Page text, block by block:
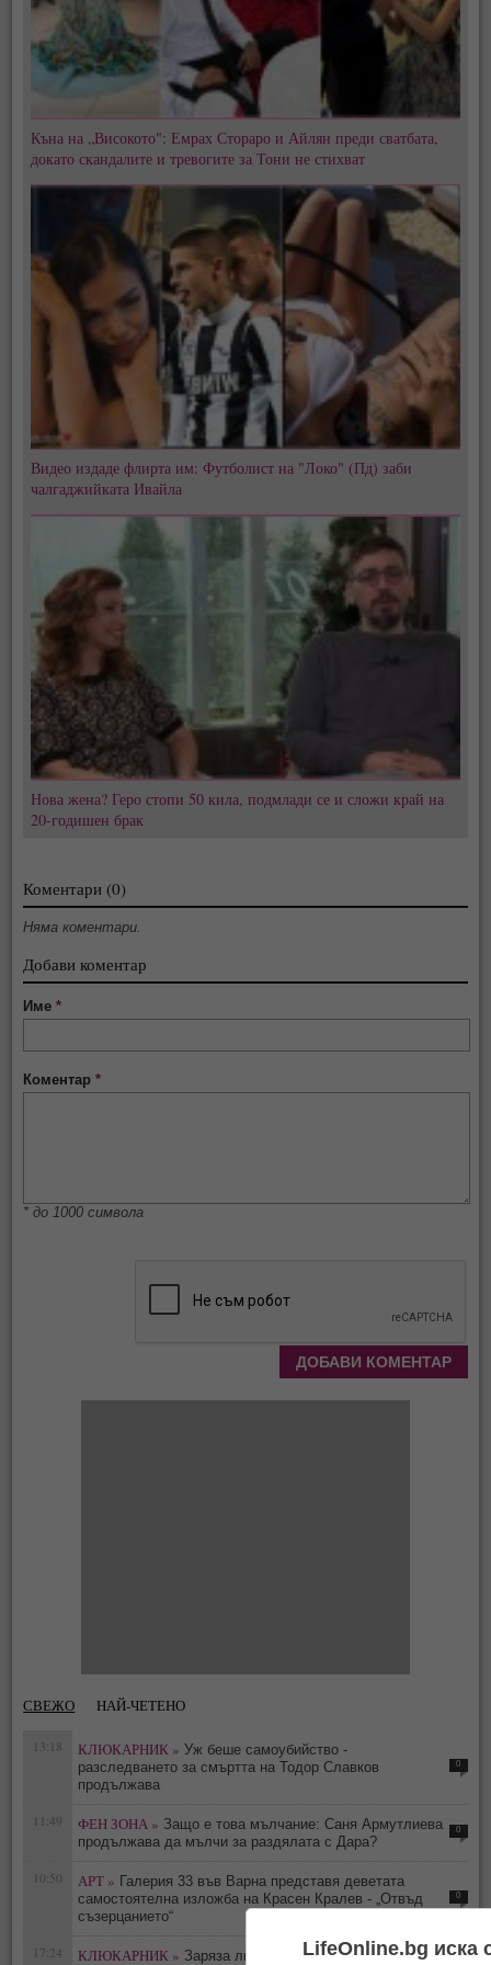
Къна на „Високото": Емрах Стораро и Айлян преди сватбата,
докато скандалите и тревогите за Тони не стихват
Видео издаде флирта им: Футболист на "Локо" (Пд) заби
чалгаджийката Ивайла
Нова жена? Геро стопи 50 кила, подмлади се и сложи край на
20-годишен брак
Коментари (0)
Няма коментари.
Добави коментар
Име*
Коментар*
* до 1000 символа
СВЕЖО НАЙ-ЧЕТЕНО
13:18 КЛЮКАРНИК » Уж беше самоубийство -
разследването за смъртта на Тодор Славков
продължава
0
11:49 ФЕН ЗОНА » Защо е това мълчание: Саня Армутлиева
продължава да мълчи за раздялата с Дара?
0
10:50 АРТ » Галерия 33 във Варна представя деветата
самостоятелна изложба на Красен Кралев - „Отвъд
съзерцанието“
0
17:24 КЛЮКАРНИК » Заряза ли Петър Дочев Ирмена
LifeOnline.bg иска